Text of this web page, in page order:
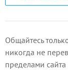
Общайтесь
никогда не
пределами сайта